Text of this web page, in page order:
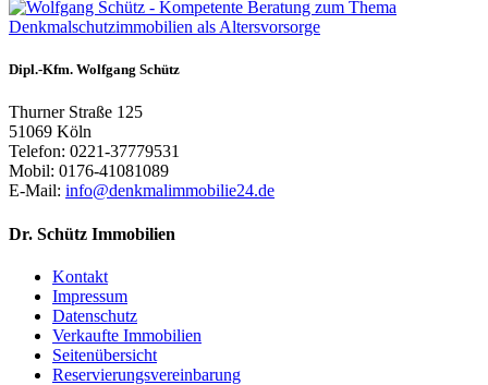
Dipl.-Kfm. Wolfgang Schütz
Thurner Straße 125
51069 Köln
Telefon: 0221-37779531
Mobil: 0176-41081089
E-Mail: info@denkmalimmobilie24.de
Dr. Schütz Immobilien
Kontakt
Impressum
Datenschutz
Verkaufte Immobilien
Seitenübersicht
Reservierungsvereinbarung